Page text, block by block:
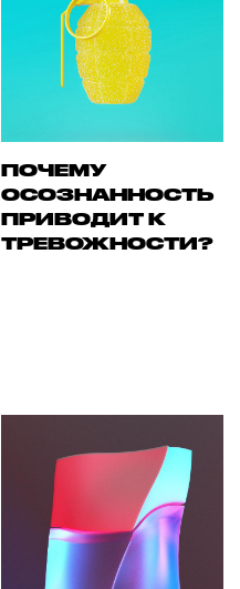
ПОЧЕМУ
ОСОЗНАННОСТЬ
ПРИВОДИТ К
ТРЕВОЖНОСТИ?